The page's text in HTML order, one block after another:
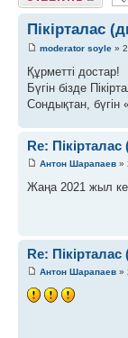
Пікірталас
moderator soyle »
Құрметті достар!
Бүгін бізде
Сондықтан, бүгін
Re:
Антон Шарапаев »
Жаңа 2021 жыл
Re:
Антон Шарапаев »